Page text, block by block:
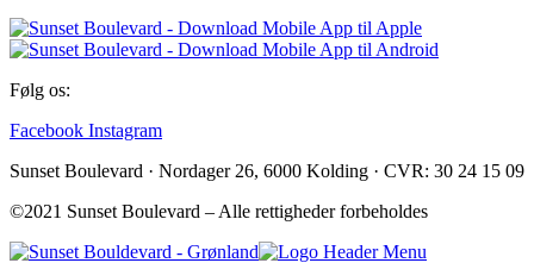
Følg os:
Facebook Instagram
Sunset Boulevard · Nordager 26, 6000 Kolding · CVR: 30 24 15 09
©2021 Sunset Boulevard – Alle rettigheder forbeholdes